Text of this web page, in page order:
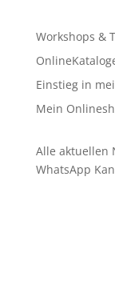
Workshops &
Einstieg in
Mein
Alle aktuellen
WhatsApp